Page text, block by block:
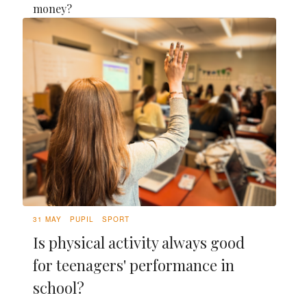
money?
31 MAY PUPIL SPORT
Is physical activity always good
for teenagers' performance in
school?